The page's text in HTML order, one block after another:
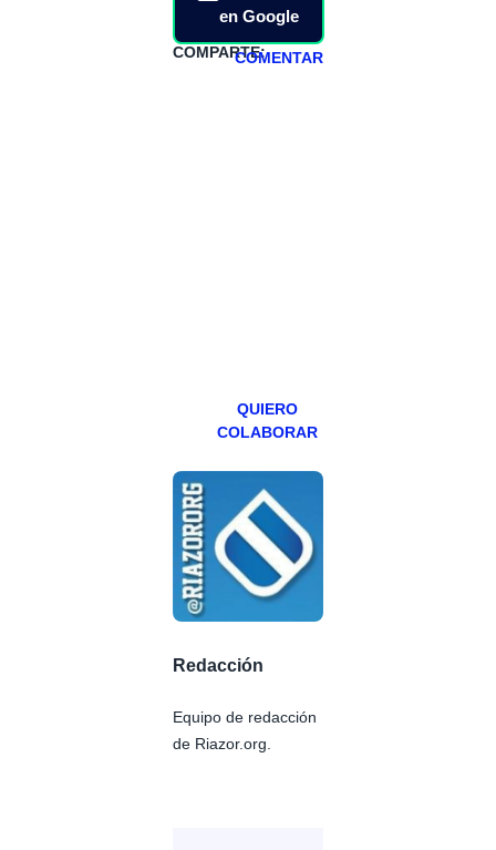
en Google
COMPARTE:COMENTAR
QUIERO
COLABORAR
Redacción
Equipo de redacción
de Riazor.org.